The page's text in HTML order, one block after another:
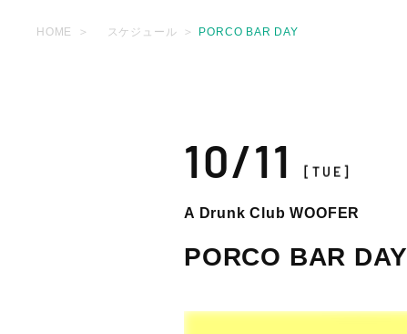
HOME スケジュール PORCO BAR DAY
10/11 [TUE]
A Drunk Club WOOFER
PORCO BAR DAY